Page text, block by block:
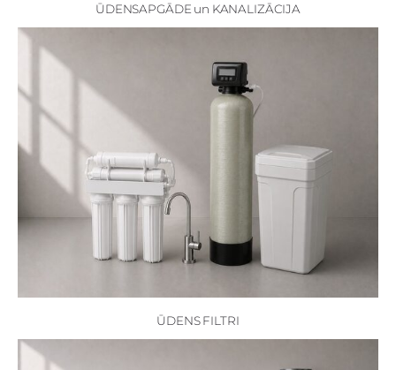
ŪDENSAPGĀDE un KANALIZĀCIJA
ŪDENS FILTRI